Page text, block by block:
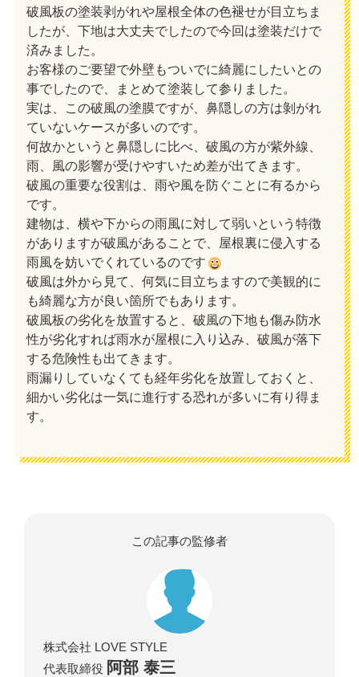
破風板の塗装剥がれや屋根全体の色褪せが目立ちま
したが、下地は大丈夫でしたので今回は塗装だけで
済みました。
お客様のご要望で外壁もついでに綺麗にしたいとの
事でしたので、まとめて塗装して参りました。
実は、この破風の塗膜ですが、鼻隠しの方は剝がれ
ていないケースが多いのです。
何故かというと鼻隠しに比べ、破風の方が紫外線、
雨、風の影響が受けやすいため差が出てきます。
破風の重要な役割は、雨や風を防ぐことに有るから
です。
建物は、横や下からの雨風に対して弱いという特徴
がありますが破風があることで、屋根裏に侵入する
雨風を妨いでくれているのです
破風は外から見て、何気に目立ちますので美観的に
も綺麗な方が良い箇所でもあります。
破風板の劣化を放置すると、破風の下地も傷み防水
性が劣化すれば雨水が屋根に入り込み、破風が落下
する危険性も出てきます。
雨漏りしていなくても経年劣化を放置しておくと、
細かい劣化は一気に進行する恐れが多いに有り得ま
す。
この記事の監修者
株式会社 LOVE STYLE
代表取締役 阿部 泰三